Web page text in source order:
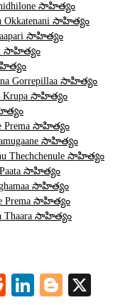
సాహిత్యం
Okkatenani సాహిత్యం
సాహిత్యం
సాహిత్యం
Gorrepillaa సాహిత్యం
Krupa సాహిత్యం
Prema సాహిత్యం
సాహిత్యం
Thechchenule సాహిత్యం
Paata సాహిత్యం
సాహిత్యం
Prema సాహిత్యం
Thaara సాహిత్యం
RedditLinkedIn
Blogger